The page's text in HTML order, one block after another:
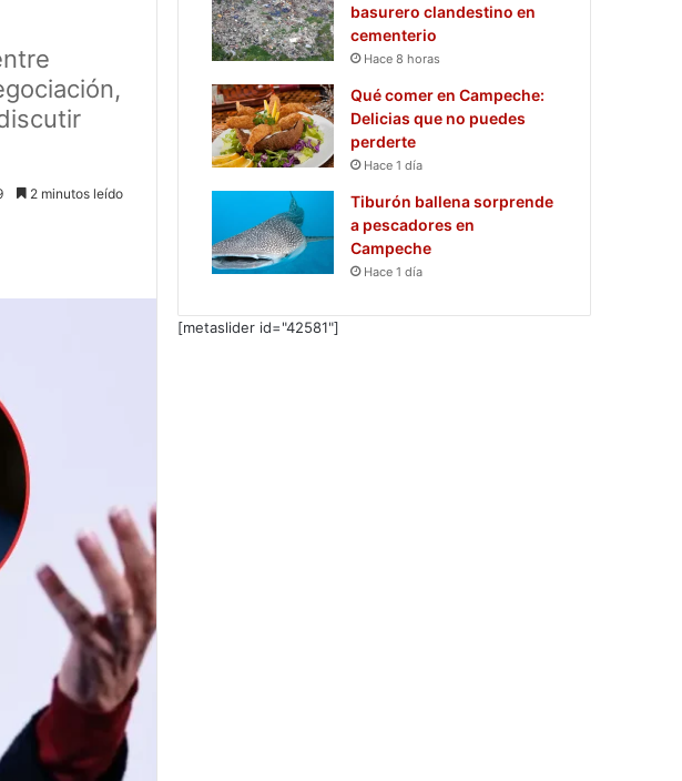
2 minutos leído
basurero clandestino en
cementerio
Hace 8 horas
Qué comer en Campeche:
Delicias que no puedes
perderte
Hace 1 día
Tiburón ballena sorprende
a pescadores en
Campeche
Hace 1 día
[metaslider id="42581"]